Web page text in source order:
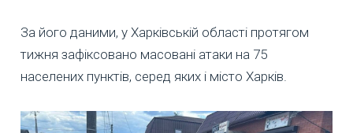
За його даними, у Харківській області протягом
тижня зафіксовано масовані атаки на 75
населених пунктів, серед яких і місто Харків.